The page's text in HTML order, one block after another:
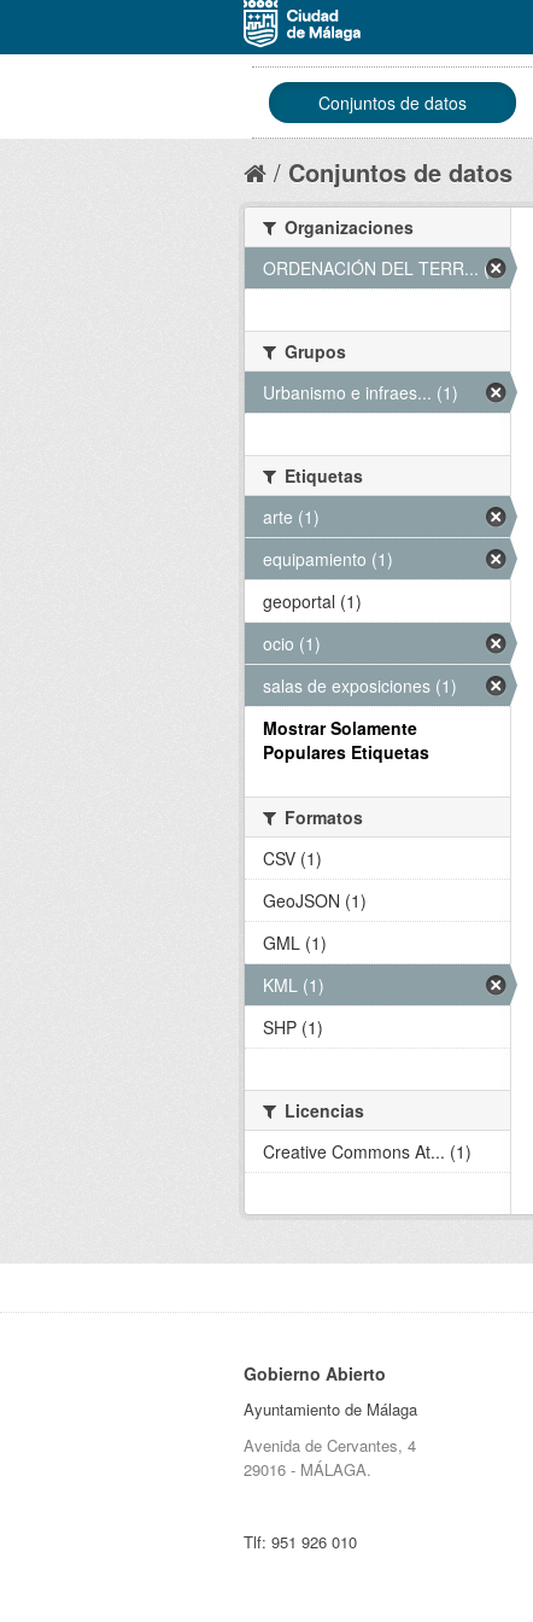
Conjuntos de datos
Conjuntos de datos
Organizaciones
ORDENACIÓN DEL TERR... (1)
Grupos
Urbanismo e infraes... (1)
Etiquetas
arte (1)
equipamiento (1)
geoportal (1)
ocio (1)
salas de exposiciones (1)
Mostrar Solamente
Populares Etiquetas
Formatos
CSV (1)
GeoJSON (1)
GML (1)
KML (1)
SHP (1)
Licencias
Creative Commons At... (1)
Gobierno Abierto
Ayuntamiento de Málaga
Avenida de Cervantes, 4
29016 - MÁLAGA.
Tlf: 951 926 010